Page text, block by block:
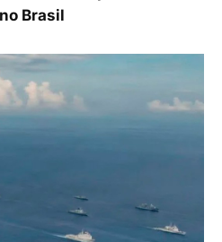
Brasil